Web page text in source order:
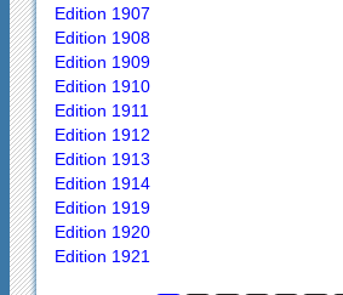
Edition 1907
Edition 1908
Edition 1909
Edition 1910
Edition 1911
Edition 1912
Edition 1913
Edition 1914
Edition 1919
Edition 1920
Edition 1921